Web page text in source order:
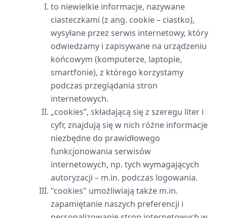
to niewielkie informacje, nazywane
ciasteczkami (z ang. cookie – ciastko),
wysyłane przez serwis internetowy, który
odwiedzamy i zapisywane na urządzeniu
końcowym (komputerze, laptopie,
smartfonie), z którego korzystamy
podczas przeglądania stron
internetowych.
„cookies”, składającą się z szeregu liter i
cyfr, znajdują się w nich różne informacje
niezbędne do prawidłowego
funkcjonowania serwisów
internetowych, np. tych wymagających
autoryzacji – m.in. podczas logowania.
"cookies" umożliwiają także m.in.
zapamiętanie naszych preferencji i